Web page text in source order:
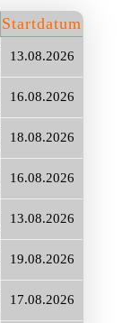
Startdatum
13.08.2026
16.08.2026
18.08.2026
16.08.2026
13.08.2026
19.08.2026
17.08.2026